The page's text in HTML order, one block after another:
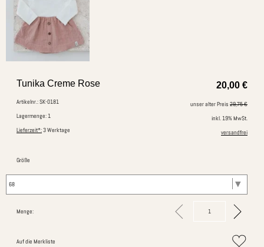
20,00 €
Tunika Creme Rose
Artikelnr.: SK-0181
Lagermenge: 1
Lieferzeit*:3 Werktage
unser alter Preis 29,75 €
inkl. 19% MwSt.
versandfrei
Größe
Menge:
Auf die Merkliste